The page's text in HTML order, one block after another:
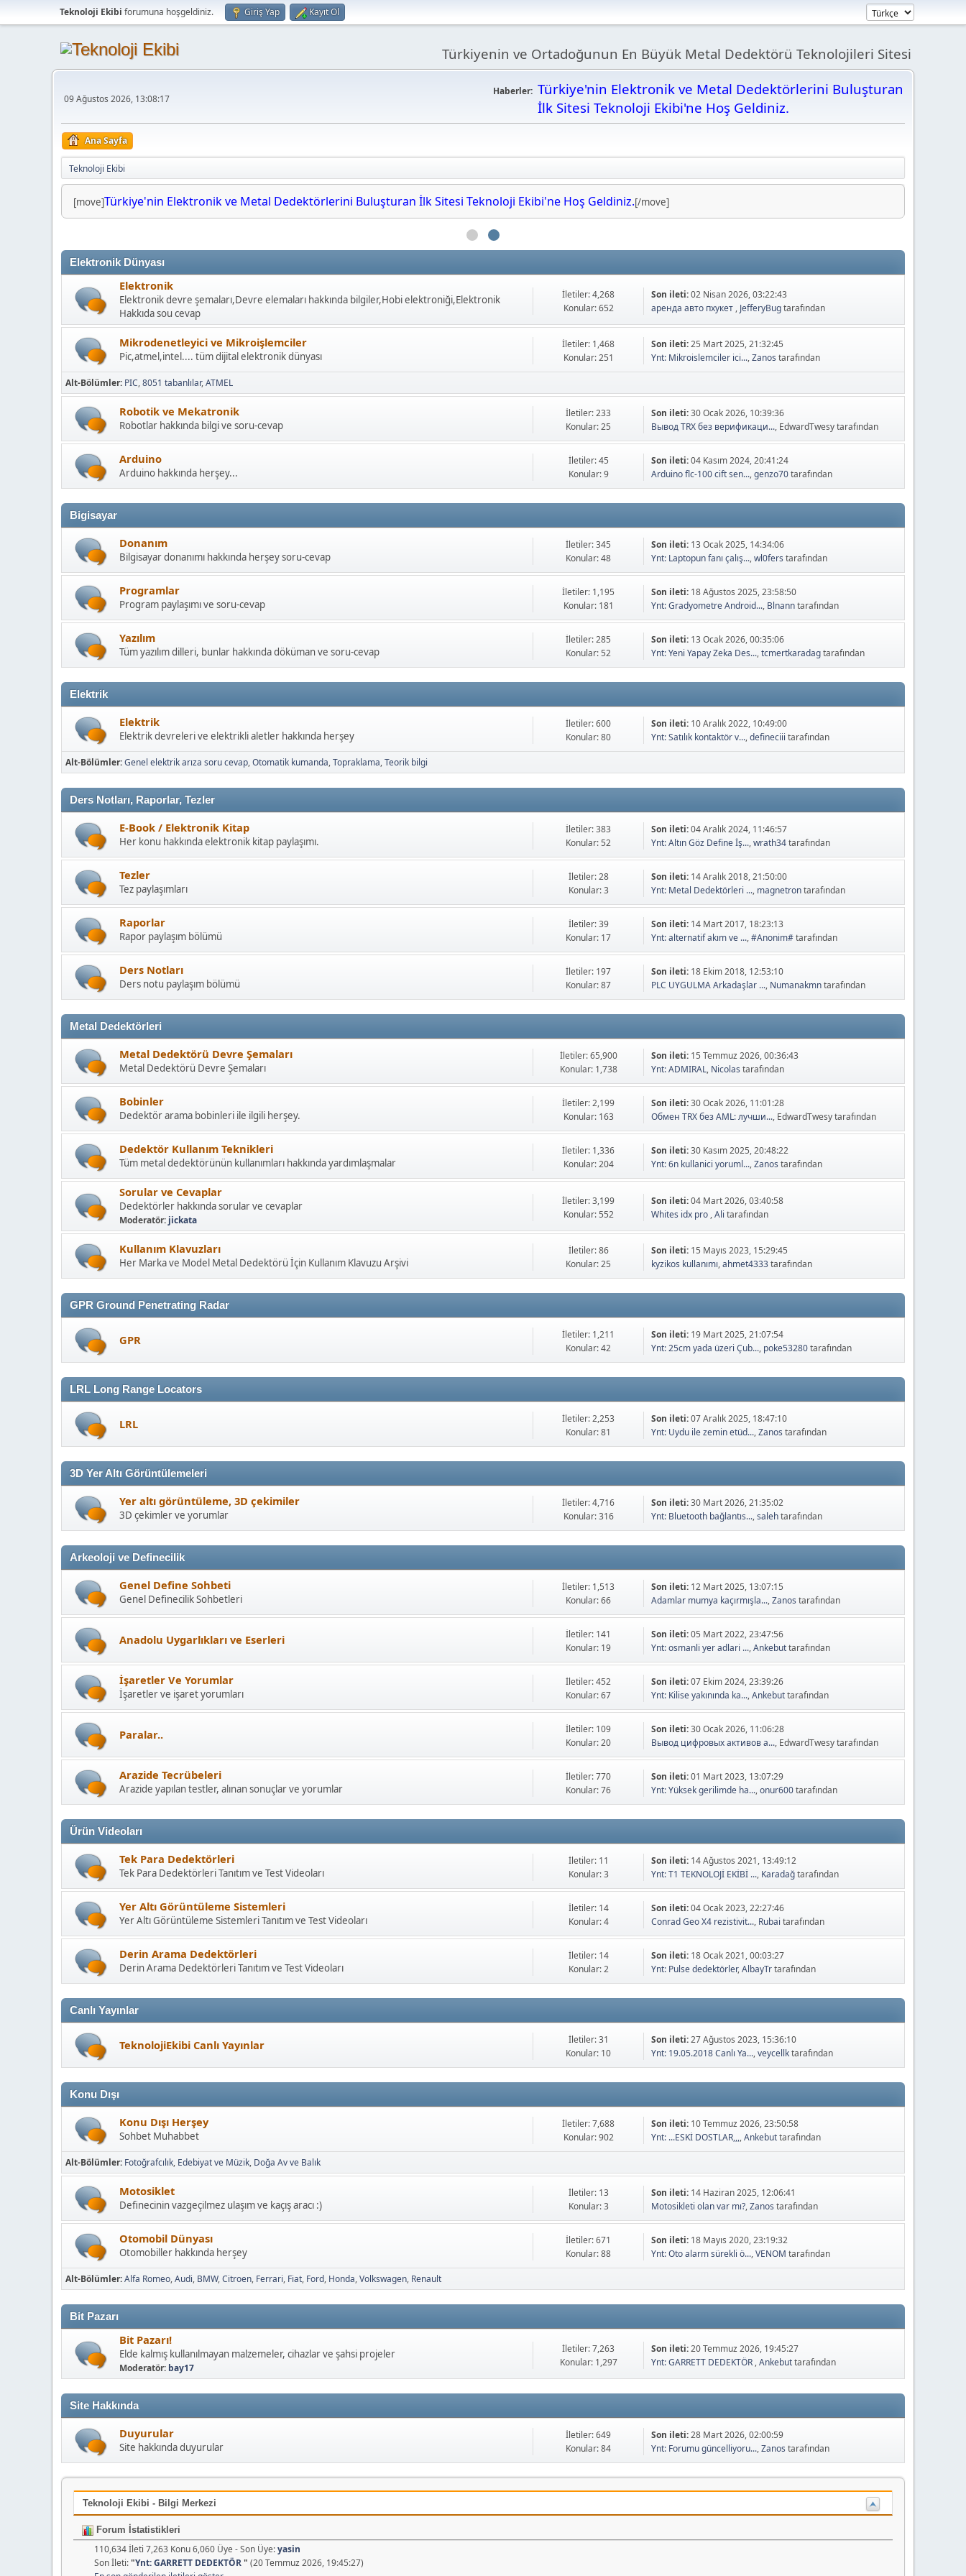
Teknoloji Ekibi forumuna hoşgeldiniz. Giriş Yap Kayıt Ol
Türkiyenin ve Ortadoğunun En Büyük Metal Dedektörü Teknolojileri Sitesi
09 Ağustos 2026, 13:08:17
Haberler: Türkiye'nin Elektronik ve Metal Dedektörlerini Buluşturan
İlk Sitesi Teknoloji Ekibi'ne Hoş Geldiniz.
Ana Sayfa
Teknoloji Ekibi
[move]Türkiye'nin Elektronik ve Metal Dedektörlerini Buluşturan İlk Sitesi Teknoloji Ekibi'ne Hoş Geldiniz.[/move]
Elektronik Dünyası
Elektronik
Elektronik devre şemaları,Devre elemaları hakkında bilgiler,Hobi elektroniği,Elektronik
Hakkıda sou cevap
İletiler: 4,268
Konular: 652
Son ileti:02 Nisan 2026, 03:22:43
аренда авто пхукет , JefferyBugtarafından
Mikrodenetleyici ve Mikroişlemciler
Pic,atmel,intel.... tüm dijital elektronik dünyası
İletiler: 1,468
Konular: 251
Son ileti:25 Mart 2025, 21:32:45
Ynt: Mikroislemciler ici...,Zanos tarafından
Alt-Bölümler PIC 8051 tabanlılar ATMEL
Robotik ve Mekatronik
Robotlar hakkında bilgi ve soru-cevap
İletiler: 233
Konular: 25
Son ileti:30 Ocak 2026, 10:39:36
Вывод TRX без верификаци..., EdwardTwesy tarafından
Arduino
Arduino hakkında herşey...
İletiler: 45
Konular: 9
Son ileti:04 Kasım 2024, 20:41:24
Arduino flc-100 cift sen...,genzo70tarafından
Bigisayar
Donanım
Bilgisayar donanımı hakkında herşey soru-cevap
İletiler: 345
Konular: 48
Son ileti: 13 Ocak 2025, 14:34:06
Ynt: Laptopun fanı çalış...,wl0fers tarafından
Programlar
Program paylaşımı ve soru-cevap
İletiler: 1,195
Konular: 181
Son ileti: 18 Ağustos 2025, 23:58:50
Ynt: Gradyometre Android..., Blnanntarafından
Yazılım
Tüm yazılım dilleri, bunlar hakkında döküman ve soru-cevap
İletiler: 285
Konular: 52
Son ileti: 13 Ocak 2026, 00:35:06
Ynt: Yeni Yapay Zeka Des...,tcmertkaradagtarafından
Elektrik
Elektrik
Elektrik devreleri ve elektrikli aletler hakkında herşey
İletiler: 600
Konular: 80
Son ileti: 10 Aralık 2022, 10:49:00
Ynt: Satılık kontaktör v...,defineciii tarafından
Alt-Bölümler Genel elektrik arıza soru cevap Otomatik kumanda Topraklama Teorik bilgi
Ders Notları, Raporlar, Tezler
E-Book / Elektronik Kitap
Her konu hakkında elektronik kitap paylaşımı.
İletiler: 383
Konular: 52
Son ileti:04 Aralık 2024, 11:46:57
Ynt: Altın Göz Define İş...,wrath34tarafından
Tezler
Tez paylaşımları
İletiler: 28
Konular: 3
Son ileti: 14 Aralık 2018, 21:50:00
Ynt: Metal Dedektörleri ..., magnetrontarafından
Raporlar
Rapor paylaşım bölümü
İletiler: 39
Konular: 17
Son ileti: 14 Mart 2017, 18:23:13
Ynt: alternatif akım ve ...,#Anonim#tarafından
Ders Notları
Ders notu paylaşım bölümü
İletiler: 197
Konular: 87
Son ileti: 18 Ekim 2018, 12:53:10
PLC UYGULMA Arkadaşlar ..., Numanakmntarafından
Metal Dedektörleri
Metal Dedektörü Devre Şemaları
Metal Dedektörü Devre Şemaları
İletiler: 65,900
Konular: 1,738
Son ileti: 15 Temmuz 2026, 00:36:43
Ynt: ADMIRAL, Nicolas tarafından
Bobinler
Dedektör arama bobinleri ile ilgili herşey.
İletiler: 2,199
Konular: 163
Son ileti:30 Ocak 2026, 11:01:28
Обмен TRX без AML: лучши..., EdwardTwesy tarafından
Dedektör Kullanım Teknikleri
Tüm metal dedektörünün kullanımları hakkında yardımlaşmalar
İletiler: 1,336
Konular: 204
Son ileti:30 Kasım 2025, 20:48:22
Ynt: 6n kullanici yoruml...,Zanos tarafından
Sorular ve Cevaplar
Dedektörler hakkında sorular ve cevaplar
Moderatör: jickata
İletiler: 3,199
Konular: 552
Son ileti:04 Mart 2026, 03:40:58
Whites idx pro ,Ali tarafından
Kullanım Klavuzları
Her Marka ve Model Metal Dedektörü İçin Kullanım Klavuzu Arşivi
İletiler: 86
Konular: 25
Son ileti: 15 Mayıs 2023, 15:29:45
kyzikos kullanımı,ahmet4333tarafından
GPR Ground Penetrating Radar
GPR
İletiler: 1,211
Konular: 42
Son ileti: 19 Mart 2025, 21:07:54
Ynt: 25cm yada üzeri Çub..., poke53280tarafından
LRL Long Range Locators
LRL
İletiler: 2,253
Konular: 81
Son ileti:07 Aralık 2025, 18:47:10
Ynt: Uydu ile zemin etüd...,Zanos tarafından
3D Yer Altı Görüntülemeleri
Yer altı görüntüleme, 3D çekimiler
3D çekimler ve yorumlar
İletiler: 4,716
Konular: 316
Son ileti:30 Mart 2026, 21:35:02
Ynt: Bluetooth bağlantıs...,salehtarafından
Arkeoloji ve Definecilik
Genel Define Sohbeti
Genel Definecilik Sohbetleri
İletiler: 1,513
Konular: 66
Son ileti: 12 Mart 2025, 13:07:15
Adamlar mumya kaçırmışla...,Zanos tarafından
Anadolu Uygarlıkları ve Eserleri
İletiler: 141
Konular: 19
Son ileti:05 Mart 2022, 23:47:56
Ynt: osmanli yer adlari ...,Ankebuttarafından
İşaretler Ve Yorumlar
İşaretler ve işaret yorumları
İletiler: 452
Konular: 67
Son ileti:07 Ekim 2024, 23:39:26
Ynt: Kilise yakınında ka...,Ankebuttarafından
Paralar..
İletiler: 109
Konular: 20
Son ileti:30 Ocak 2026, 11:06:28
Вывод цифровых активов а..., EdwardTwesy tarafından
Arazide Tecrübeleri
Arazide yapılan testler, alınan sonuçlar ve yorumlar
İletiler: 770
Konular: 76
Son ileti:01 Mart 2023, 13:07:29
Ynt: Yüksek gerilimde ha...,onur600tarafından
Ürün Videoları
Tek Para Dedektörleri
Tek Para Dedektörleri Tanıtım ve Test Videoları
İletiler: 11
Konular: 3
Son ileti: 14 Ağustos 2021, 13:49:12
Ynt: T1 TEKNOLOJİ EKİBİ ..., Karadağtarafından
Yer Altı Görüntüleme Sistemleri
Yer Altı Görüntüleme Sistemleri Tanıtım ve Test Videoları
İletiler: 14
Konular: 4
Son ileti:04 Ocak 2023, 22:27:46
Conrad Geo X4 rezistivit..., Rubai tarafından
Derin Arama Dedektörleri
Derin Arama Dedektörleri Tanıtım ve Test Videoları
İletiler: 14
Konular: 2
Son ileti: 18 Ocak 2021, 00:03:27
Ynt: Pulse dedektörler,AlbayTrtarafından
Canlı Yayınlar
TeknolojiEkibi Canlı Yayınlar
İletiler: 31
Konular: 10
Son ileti:27 Ağustos 2023, 15:36:10
Ynt: 19.05.2018 Canlı Ya...,veycellktarafından
Konu Dışı
Konu Dışı Herşey
Sohbet Muhabbet
İletiler: 7,688
Konular: 902
Son ileti: 10 Temmuz 2026, 23:50:58
Ynt: ...ESKİ DOSTLAR,,,,Ankebuttarafından
Alt-Bölümler Fotoğrafcılık Edebiyat ve Müzik Doğa Av ve Balık
Motosiklet
Definecinin vazgeçilmez ulaşım ve kaçış aracı :)
İletiler: 13
Konular: 3
Son ileti: 14 Haziran 2025, 12:06:41
Motosikleti olan var mı?,Zanos tarafından
Otomobil Dünyası
Otomobiller hakkında herşey
İletiler: 671
Konular: 88
Son ileti: 18 Mayıs 2020, 23:19:32
Ynt: Oto alarm sürekli ö...,VENOM tarafından
Alt-Bölümler Alfa Romeo Audi BMW Citroen Ferrari Fiat Ford Honda Volkswagen Renault
Bit Pazarı
Bit Pazarı!
Elde kalmış kullanılmayan malzemeler, cihazlar ve şahsi projeler
Moderatör: bay17
İletiler: 7,263
Konular: 1,297
Son ileti:20 Temmuz 2026, 19:45:27
Ynt: GARRETT DEDEKTÖR ,Ankebuttarafından
Site Hakkında
Duyurular
Site hakkında duyurular
İletiler: 649
Konular: 84
Son ileti:28 Mart 2026, 02:00:59
Ynt: Forumu güncelliyoru...,Zanos tarafından
Teknoloji Ekibi - Bilgi Merkezi
Forum İstatistikleri
110,634 İleti 7,263 Konu 6,060 Üye - Son Üye:yasin
Son İleti:"Ynt: GARRETT DEDEKTÖR" (20 Temmuz 2026, 19:45:27)